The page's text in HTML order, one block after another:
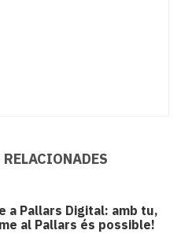
a Pallars Digital: amb tu,
al Pallars és possible!